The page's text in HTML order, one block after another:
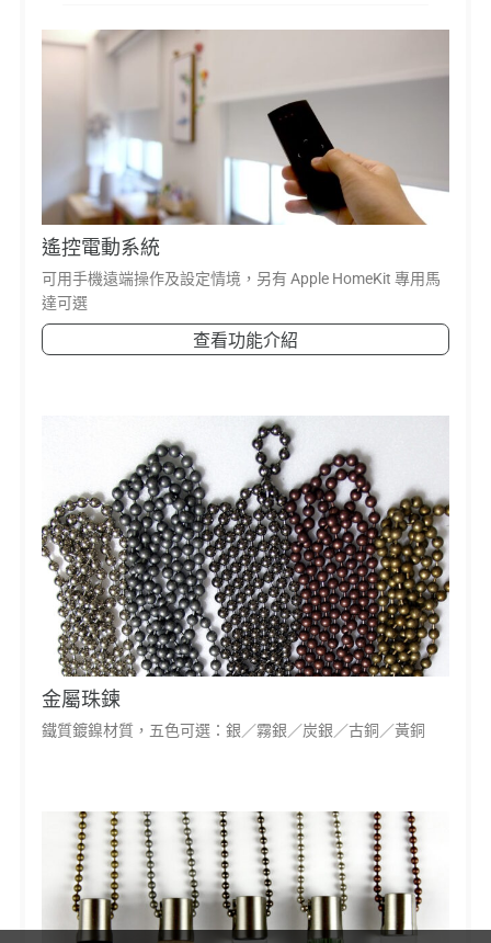
遙控電動系統
可用手機遠端操作及設定情境，另有 Apple HomeKit 專用馬
達可選
查看功能介紹
金屬珠鍊
鐵質鍍鎳材質，五色可選：銀／霧銀／炭銀／古銅／黃銅